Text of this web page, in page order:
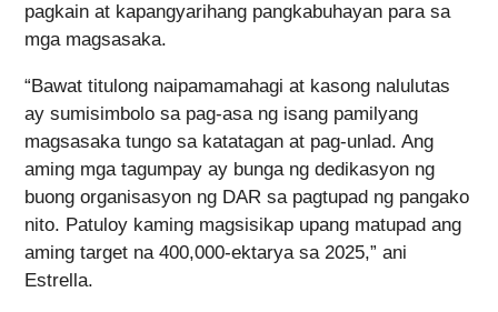
pagkain at kapangyarihang pangkabuhayan para sa
mga magsasaka.
“Bawat titulong naipamamahagi at kasong nalulutas
ay sumisimbolo sa pag-asa ng isang pamilyang
magsasaka tungo sa katatagan at pag-unlad. Ang
aming mga tagumpay ay bunga ng dedikasyon ng
buong organisasyon ng DAR sa pagtupad ng pangako
nito. Patuloy kaming magsisikap upang matupad ang
aming target na 400,000-ektarya sa 2025,” ani
Estrella.